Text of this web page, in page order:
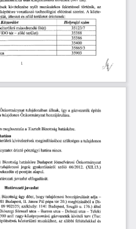
kivitelezése nyílt munkaárkos fektetéssel történik,
az
vonatkozó technológiai előírásai szerint. A közte-
úttestet és zöld területet érintenek:
Közterület
Helyrajzi szám
másodrendű főút)
35123/7
tér — zöld terület)
35388
35386
35400
35865/3
35903
1
Önkormányzat tulajdonában állnak, így a gázvezeték építés
tulajdonos Önkormányzat hozzájárulása.
meghozatala a Tisztelt Bizottság hatásköre.
hatása
kivitelezések megindításához szükséges a tulajdonos
érintő pénzügyi hatása nincs.
Bizottság hatásköre Budapest Józsefvárosi Önkormányzat
tulajdonosi jogok gyakorlásáról szóló 66/2012.
(XII.13.)
e) pontján alapul.
javaslat elfogadását.
Határozati javaslat
Bizottság úgy dönt, hogy tulajdonosi hozzájárulását adja
Budapest, II. János Pál pápa ter 20.) megbízásából a Di-
09 902535; székhely: 1141 Budapest, Szugló u. 176.) által
Sámuel utca Baross utca Dobozi utca — Teleki
300 acél nagy-középnyomású gázvezeték kiviteli terv (Tsz:
közterületi munkáihoz, az alábbi feltételekkel és